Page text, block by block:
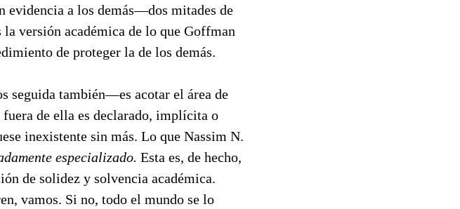
evidencia a los demás—dos mitades de
versión académica de lo que Goffman
de proteger la de los demás.
seguida también—es acotar el área de
de ella es declarado, implícita o
inexistente sin más. Lo que Nassim N.
especializado. Esta es, de hecho,
de solidez y solvencia académica.
vamos. Si no, todo el mundo se lo